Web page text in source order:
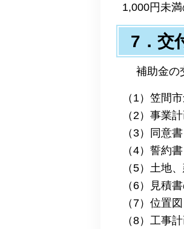
1,000円未
7．交
補助金の
（1）笠間
（2）事業
（3）同意
（4）誓約
（5）土地
（6）見積
（7）位置図
（8）工事